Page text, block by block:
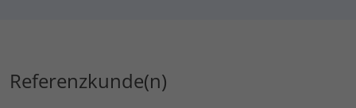
Referenzkunde(n)